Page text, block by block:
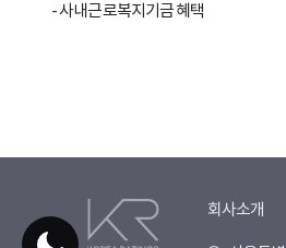
- 사내근로복지기금 혜택
회사소개